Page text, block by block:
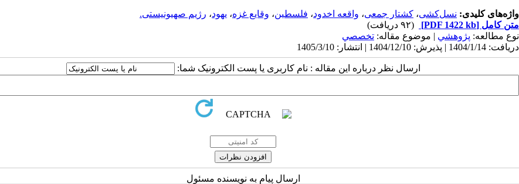
واژه‌های کلیدی: نسل‌کشی، کشتار جمعی، واقعه اخدود، فلسطین، وقایع غزه، یهود، رژیم صهیونیستی.
متن کامل [PDF 1422 kb]
(۹۲ دریافت)
نوع مطالعه: پژوهشي | موضوع مقاله: تخصصي
دریافت: 1404/1/14 | پذیرش: 1404/12/10 | انتشار: 1405/3/10
ارسال نظر درباره این مقاله : نام کاربری یا پست الکترونیک شما:
ارسال پیام به نویسنده مسئول